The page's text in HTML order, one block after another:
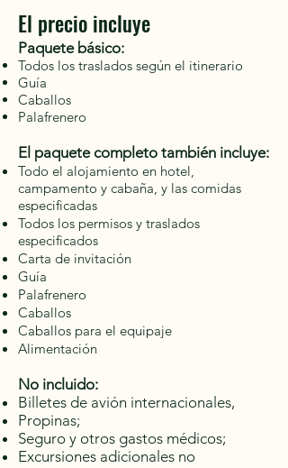
El precio incluye
Paquete básico:
Todos los traslados según el itinerario
Guía
Caballos
Palafrenero
El paquete completo también incluye:
Todo el alojamiento en hotel,
campamento y cabaña, y las comidas
especificadas
Todos los permisos y traslados
especificados
Carta de invitación
Guía
Palafrenero
Caballos
Caballos para el equipaje
Alimentación
No incluido:
Billetes de avión internacionales,
Propinas;
Seguro y otros gastos médicos;
Excursiones adicionales no